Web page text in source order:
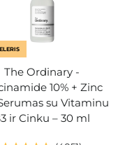
The Ordinary -
10% + Zinc
su Vitaminu
ir Cinku – 30 ml